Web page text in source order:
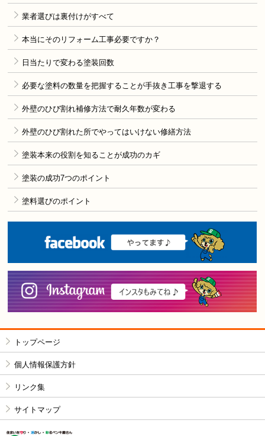
業者選びは裏付けがすべて
本当にそのリフォーム工事必要ですか？
日当たりで変わる塗装回数
必要な塗料の数量を把握することが手抜き工事を撃退する
外壁のひび割れ補修方法で耐久年数が変わる
外壁のひび割れた所でやってはいけない修繕方法
塗装本来の役割を知ることが成功のカギ
塗装の成功7つのポイント
塗料選びのポイント
トップページ
個人情報保護方針
リンク集
サイトマップ